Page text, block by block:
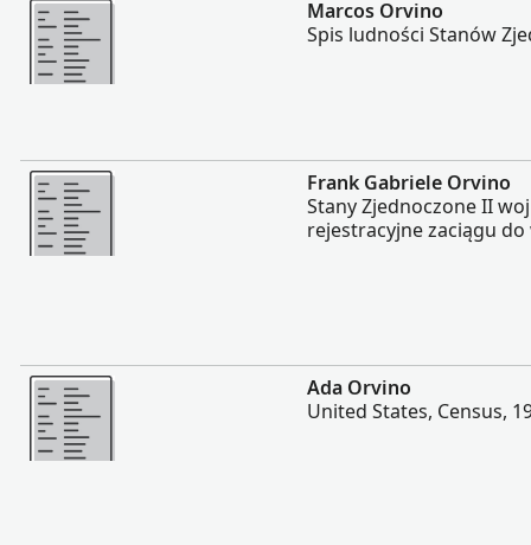
Marcos Orvino
Spis ludności Stanów
Więcej
Frank Gabriele Orvino
Stany Zjednoczone II
rejestracyjne zaciągu do
Więcej
Ada Orvino
United States, Census,